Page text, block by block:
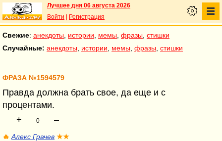
Лучшее дня 06 августа 2026
Войти
Регистрация
Свежие: анекдоты истории мемы фразы стишки
Случайные: анекдоты истории мемы фразы стишки
ФРАЗА №1594579
Правда должна брать свое, да еще и с
процентами.
+
0 –
🔥 Алекс Грачев ★★